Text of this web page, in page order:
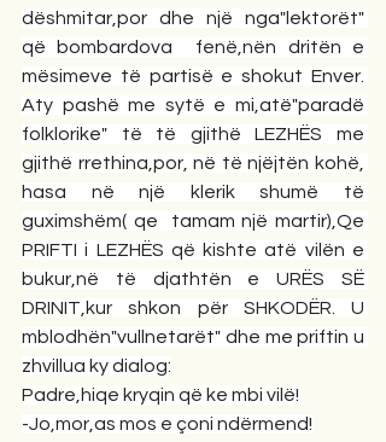
dëshmitar,por dhe një nga"lektorët"
që bombardova  fenë,nën dritën e
mësimeve të partisë e shokut Enver.
Aty pashë me sytë e mi,atë"paradë
folklorike" të të gjithë LEZHËS me
gjithë rrethina,por, në të njëjtën kohë,
hasa në një klerik shumë të
guximshëm( qe  tamam një martir),Qe
PRIFTI i LEZHËS që kishte atë vilën e
bukur,në të djathtën e URËS SË
DRINIT,kur shkon për SHKODËR. U
mblodhën"vullnetarët" dhe me priftin u
zhvillua ky dialog:
Padre,hiqe kryqin që ke mbi vilë!
-Jo,mor,as mos e çoni ndërmend!